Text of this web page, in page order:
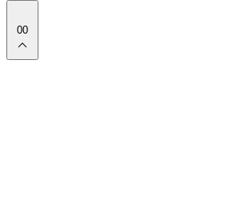
00
expand_less